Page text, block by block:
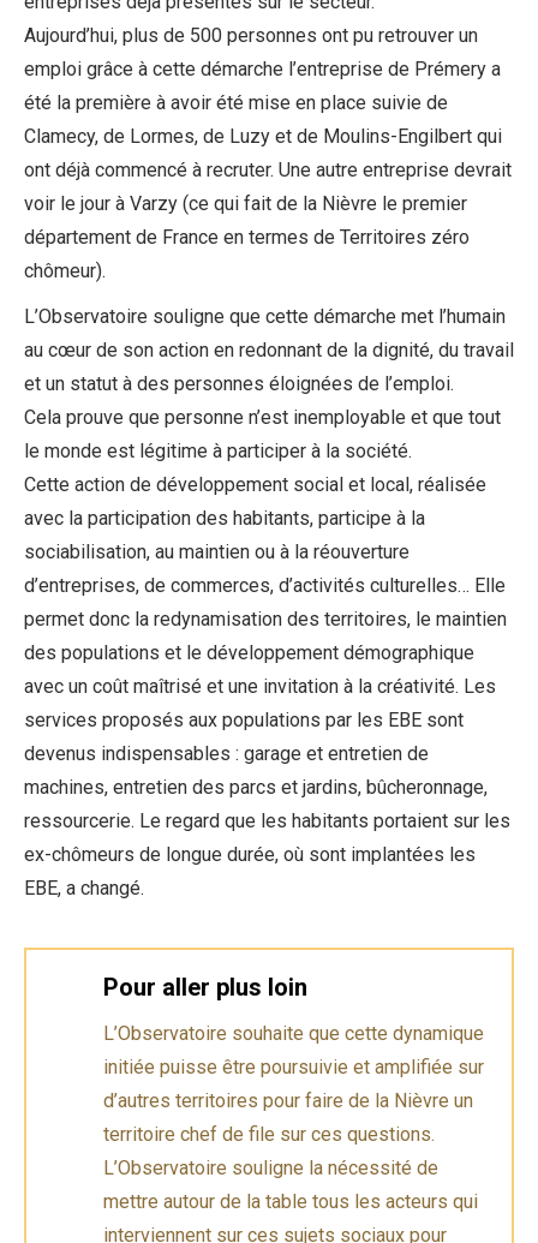
Aujourd’hui, plus de 500 personnes ont pu retrouver un
emploi grâce à cette démarche l’entreprise de Prémery a
été la première à avoir été mise en place suivie de
Clamecy, de Lormes, de Luzy et de Moulins-Engilbert qui
ont déjà commencé à recruter. Une autre entreprise devrait
voir le jour à Varzy (ce qui fait de la Nièvre le premier
département de France en termes de Territoires zéro
chômeur).
L’Observatoire souligne que cette démarche met l’humain
au cœur de son action en redonnant de la dignité, du travail
et un statut à des personnes éloignées de l’emploi.
Cela prouve que personne n’est inemployable et que tout
le monde est légitime à participer à la société.
Cette action de développement social et local, réalisée
avec la participation des habitants, participe à la
sociabilisation, au maintien ou à la réouverture
d’entreprises, de commerces, d’activités culturelles… Elle
permet donc la redynamisation des territoires, le maintien
des populations et le développement démographique
avec un coût maîtrisé et une invitation à la créativité. Les
services proposés aux populations par les EBE sont
devenus indispensables : garage et entretien de
machines, entretien des parcs et jardins, bûcheronnage,
ressourcerie. Le regard que les habitants portaient sur les
ex-chômeurs de longue durée, où sont implantées les
EBE, a changé.
Pour aller plus loin
L’Observatoire souhaite que cette dynamique
initiée puisse être poursuivie et amplifiée sur
d’autres territoires pour faire de la Nièvre un
territoire chef de file sur ces questions.
L’Observatoire souligne la nécessité de
mettre autour de la table tous les acteurs qui
interviennent sur ces sujets sociaux pour